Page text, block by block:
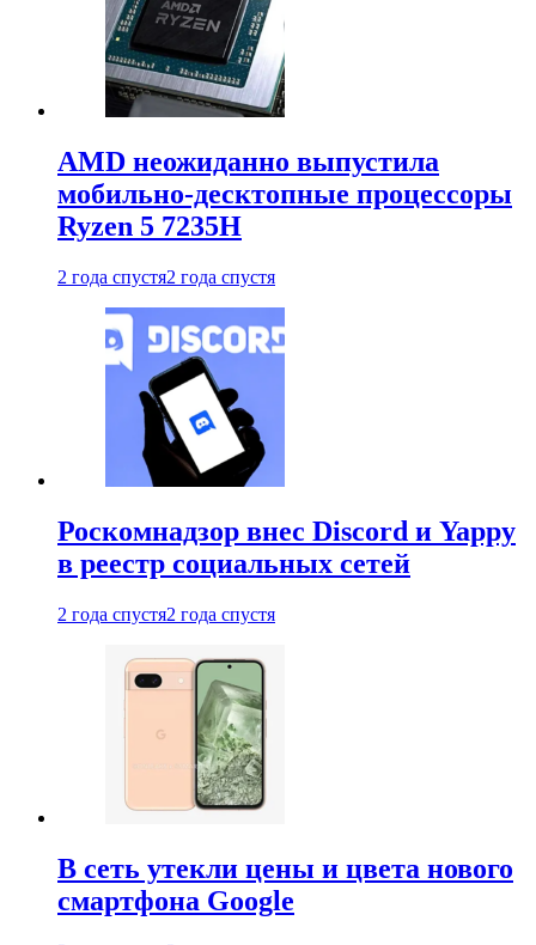
AMD неожиданно выпустила
мобильно-десктопные процессоры
Ryzen 5 7235H
2 года спустя2 года спустя
Роскомнадзор внес Discord и Yappy
в реестр социальных сетей
2 года спустя2 года спустя
В сеть утекли цены и цвета нового
смартфона Google